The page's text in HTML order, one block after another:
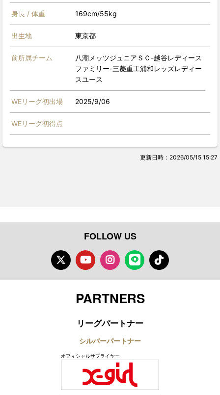
身長 / 体重 169cm/55kg
出生地 東京都
前所属チーム
八潮メッツジュニアＳＣ-越谷レディース
ファミリー-三菱重工浦和レッズレディー
スユース
WEリーグ初出場 2025/9/06
WEリーグ初得点
更新日時：2026/05/15 15:27
FOLLOW US
TwitterYoutubeInstagram
LINE TikTok
PARTNERS
リーグパートナー
シルバーパートナー
オフィシャルサプライヤー